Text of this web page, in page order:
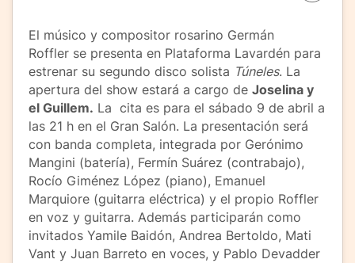
El músico y compositor rosarino Germán
Roffler se presenta en Plataforma Lavardén para
estrenar su segundo disco solista Túneles. La
apertura del show estará a cargo de Joselina y
el Guillem. La cita es para el sábado 9 de abril a
las 21 h en el Gran Salón. La presentación será
con banda completa, integrada por Gerónimo
Mangini (batería), Fermín Suárez (contrabajo),
Rocío Giménez López (piano), Emanuel
Marquiore (guitarra eléctrica) y el propio Roffler
en voz y guitarra. Además participarán como
invitados Yamile Baidón, Andrea Bertoldo, Mati
Vant y Juan Barreto en voces, y Pablo Devadder